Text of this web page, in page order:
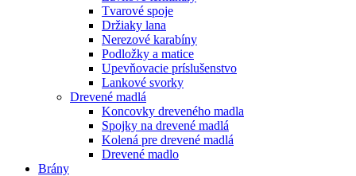
Tvarové spoje
Držiaky lana
Nerezové karabíny
Podložky a matice
Upevňovacie príslušenstvo
Lankové svorky
Drevené madlá
Koncovky dreveného madla
Spojky na drevené madlá
Kolená pre drevené madlá
Drevené madlo
Brány